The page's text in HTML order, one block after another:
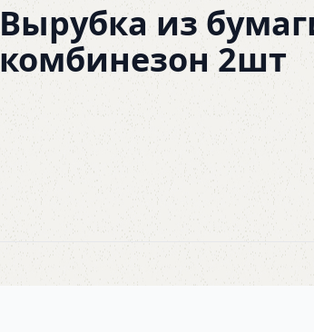
Вырубка из
комбинезон 2шт